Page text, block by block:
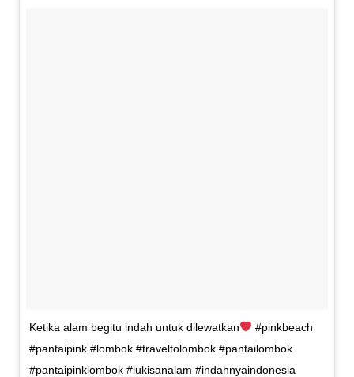
Ketika alam begitu indah untuk dilewatkan
#pinkbeach
#pantaipink #lombok #traveltolombok #pantailombok
#pantaipinklombok #lukisanalam #indahnyaindonesia